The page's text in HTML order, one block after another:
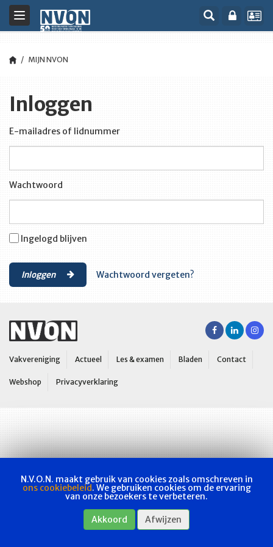
Toggle
navigation
MIJN NVON
Inloggen
E-mailadres of lidnummer
Wachtwoord
Ingelogd blijven
Inloggen Wachtwoord vergeten?
Vakvereniging Actueel Les & examen Bladen Contact
Webshop Privacyverklaring
N.V.O.N. maakt gebruik van cookies zoals omschreven in
ons cookiebeleid. We gebruiken cookies om de ervaring
van onze bezoekers te verbeteren.
Akkoord Afwijzen